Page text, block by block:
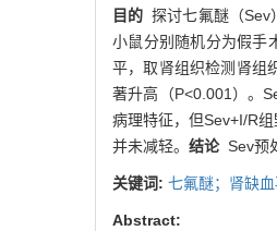
目的 探讨七氟醚（Sev
小鼠分别随机分为假手
平，取肾组织检测肾组
著升高（P<0.001）。
病理特征，但Sev+I/R
并未减轻。 结论Sev预
关键词: 七氟醚；肾缺
Abstract: